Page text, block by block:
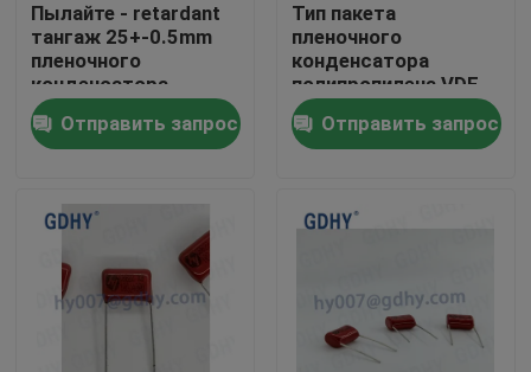
Свяжитесь мы
Спросите цитату
Конденсатор охлаженный кондукцией
Высокочастотный конденсатор
Конденсатор MKP X2
Пылайте - retardant
тангаж 25+-0.5mm
пленочного
конденсатора
полипропилена 4.7μF
CBBОтправить запрос
Тип пакета
пленочного
конденсатора
полипропилена VDE
0.27μF CBB
Отправить запрос